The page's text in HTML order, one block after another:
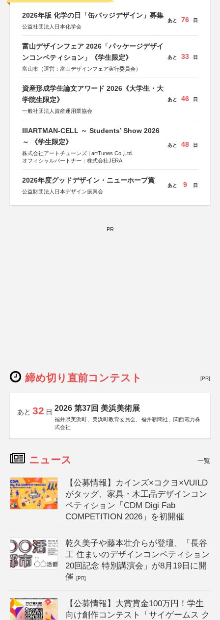
2026年版 化学の日「缶バッジデザイン」募集
公益社団法人日本化学会
あと 76 日
富山デザインフェア 2026「パッケージデザイ
ンコンペティション」《学生限定》
富山市（運営：富山デザインフェア実行委員会）
あと 33 日
資産形成学生論文アワード 2026《大学生・大
学院生限定》
一般社団法人資産運用業協会
あと 46 日
IIIARTMAN-CELL ～ Students’ Show 2026
～ 《学生限定》
株式会社アートチューンズ | artTunes Co.,Ltd.
オフィシャルパートナー：株式会社JERA
あと 48 日
2026年度グッドデザイン・ニューホープ賞
公益財団法人日本デザイン振興会
あと 9 日
PR
締め切り直前コンテスト [PR]
あと 32 日 2026 第37回 美浜美術展
福井県美浜町、美浜町教育委員会、福井新聞社、関西電力株
式会社
ニュース 一覧
【公募情報】カインズ×コクヨ×VUILD
がタッグ、家具・木工品デザインコン
ペティション「CDM Digi Fab
COMPETITION 2026」を初開催
乾久美子や藤本壮介らが登壇、「長谷
工 住まいのデザインコンペティション
20回記念 特別講演会」が8月19日に開
催[PR]
【公募情報】大賞賞金100万円！学生
向け創作コンテスト「サイゲームス ク